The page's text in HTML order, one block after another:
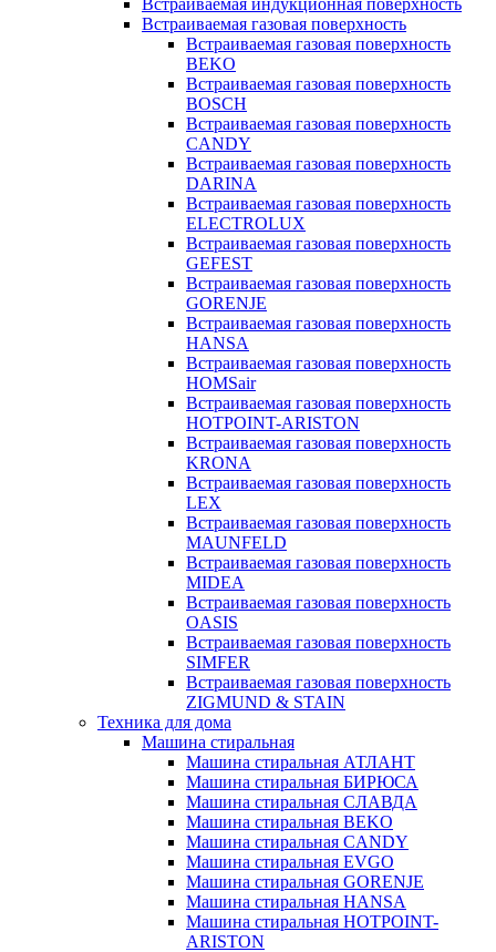
Встраиваемая индукционная поверхность
Встраиваемая газовая поверхность
Встраиваемая газовая поверхность
BEKO
Встраиваемая газовая поверхность
BOSCH
Встраиваемая газовая поверхность
CANDY
Встраиваемая газовая поверхность
DARINA
Встраиваемая газовая поверхность
ELECTROLUX
Встраиваемая газовая поверхность
GEFEST
Встраиваемая газовая поверхность
GORENJE
Встраиваемая газовая поверхность
HANSA
Встраиваемая газовая поверхность
HOMSair
Встраиваемая газовая поверхность
HOTPOINT-ARISTON
Встраиваемая газовая поверхность
KRONA
Встраиваемая газовая поверхность
LEX
Встраиваемая газовая поверхность
MAUNFELD
Встраиваемая газовая поверхность
MIDEA
Встраиваемая газовая поверхность
OASIS
Встраиваемая газовая поверхность
SIMFER
Встраиваемая газовая поверхность
ZIGMUND & STAIN
Техника для дома
Машина стиральная
Машина стиральная АТЛАНТ
Машина стиральная БИРЮСА
Машина стиральная СЛАВДА
Машина стиральная BEKO
Машина стиральная CANDY
Машина стиральная EVGO
Машина стиральная GORENJE
Машина стиральная HANSA
Машина стиральная HOTPOINT-
ARISTON